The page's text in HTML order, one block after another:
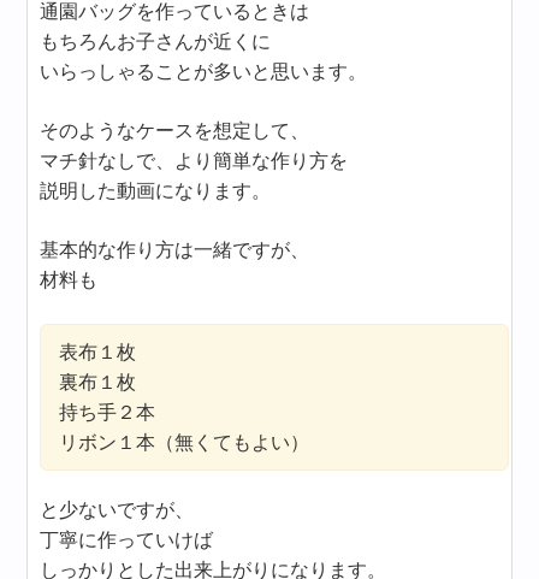
通園バッグを作っているときは
もちろんお子さんが近くに
いらっしゃることが多いと思います。
そのようなケースを想定して、
マチ針なしで、より簡単な作り方を
説明した動画になります。
基本的な作り方は一緒ですが、
材料も
表布１枚
裏布１枚
持ち手２本
リボン１本（無くてもよい）
と少ないですが、
丁寧に作っていけば
しっかりとした出来上がりになります。